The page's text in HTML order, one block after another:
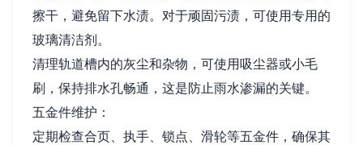
擦干，避免留下水渍。对于顽固污渍，可使用专用的
玻璃清洁剂。
清理轨道槽内的灰尘和杂物，可使用吸尘器或小毛
刷，保持排水孔畅通，这是防止雨水渗漏的关键。
五金件维护：
定期检查合页、执手、锁点、滑轮等五金件，确保其